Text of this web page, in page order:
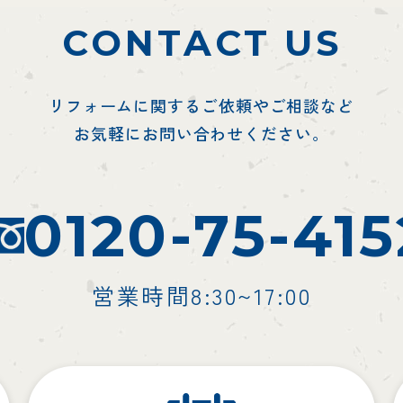
CONTACT US
リフォームに関するご依頼やご相談など
お気軽にお問い合わせください。
0120-75-
営業時間8:30~17:00